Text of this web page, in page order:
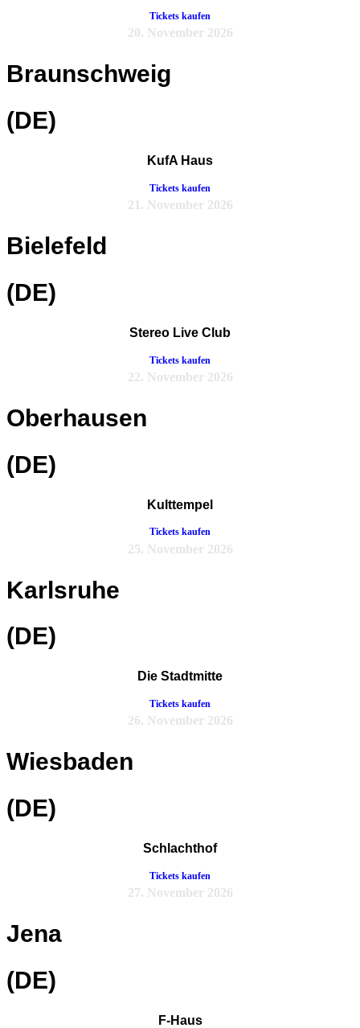
Tickets kaufen
20. November 2026
Braunschweig
(DE)
KufA Haus
Tickets kaufen
21. November 2026
Bielefeld
(DE)
Stereo Live Club
Tickets kaufen
22. November 2026
Oberhausen
(DE)
Kulttempel
Tickets kaufen
25. November 2026
Karlsruhe
(DE)
Die Stadtmitte
Tickets kaufen
26. November 2026
Wiesbaden
(DE)
Schlachthof
Tickets kaufen
27. November 2026
Jena
(DE)
F-Haus